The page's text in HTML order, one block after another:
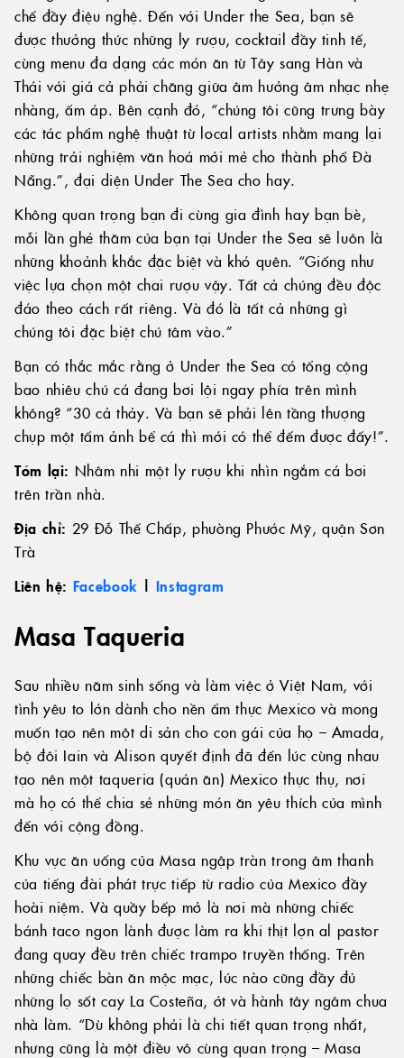
chế đầy điệu nghệ. Đến với Under the Sea, bạn sẽ
được thưởng thức những ly rượu, cocktail đầy tinh tế,
cùng menu đa dạng các món ăn từ Tây sang Hàn và
Thái với giá cả phải chăng giữa âm hưởng âm nhạc nhẹ
nhàng, ấm áp. Bên cạnh đó, “chúng tôi cũng trưng bày
các tác phẩm nghệ thuật từ local artists nhằm mang lại
những trải nghiệm văn hoá mới mẻ cho thành phố Đà
Nẵng.”, đại diện Under The Sea cho hay.
Không quan trọng bạn đi cùng gia đình hay bạn bè,
mỗi lần ghé thăm của bạn tại Under the Sea sẽ luôn là
những khoảnh khắc đặc biệt và khó quên. “Giống như
việc lựa chọn một chai rượu vậy. Tất cả chúng đều độc
đáo theo cách rất riêng. Và đó là tất cả những gì
chúng tôi đặc biệt chú tâm vào.”
Bạn có thắc mắc rằng ở Under the Sea có tổng cộng
bao nhiêu chú cá đang bơi lội ngay phía trên mình
không? “30 cả thảy. Và bạn sẽ phải lên tầng thượng
chụp một tấm ảnh bể cá thì mới có thể đếm được đấy!”.
Tóm lại: Nhâm nhi một ly rượu khi nhìn ngắm cá bơi
trên trần nhà.
Địa chỉ: 29 Đỗ Thế Chấp, phường Phước Mỹ, quận Sơn
Trà
Liên hệ: Facebook | Instagram
Masa Taqueria
Sau nhiều năm sinh sống và làm việc ở Việt Nam, với
tình yêu to lớn dành cho nền ẩm thực Mexico và mong
muốn tạo nên một di sản cho con gái của họ – Amada,
bộ đôi Iain và Alison quyết định đã đến lúc cùng nhau
tạo nên một taqueria (quán ăn) Mexico thực thụ, nơi
mà họ có thể chia sẻ những món ăn yêu thích của mình
đến với cộng đồng.
Khu vực ăn uống của Masa ngập tràn trong âm thanh
của tiếng đài phát trực tiếp từ radio của Mexico đầy
hoài niệm. Và quầy bếp mở là nơi mà những chiếc
bánh taco ngon lành được làm ra khi thịt lợn al pastor
đang quay đều trên chiếc trampo truyền thống. Trên
những chiếc bàn ăn mộc mạc, lúc nào cũng đầy đủ
những lọ sốt cay La Costeña, ớt và hành tây ngâm chua
nhà làm. “Dù không phải là chi tiết quan trọng nhất,
nhưng cũng là một điều vô cùng quan trọng – Masa